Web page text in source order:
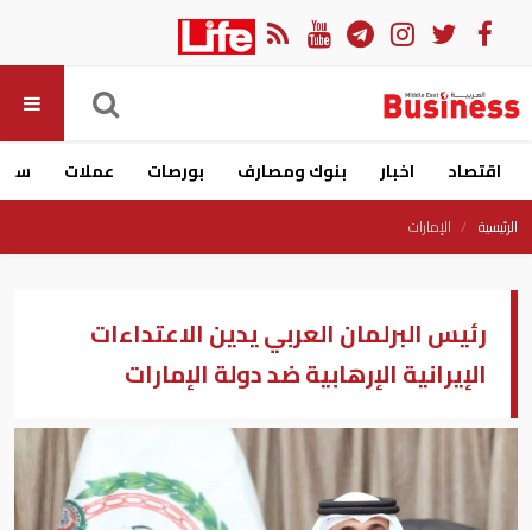
اقتصاد اخبار بنوك ومصارف بورصات عملات
الرئيسية الإمارات
رئيس البرلمان العربي يدين الاعتداءات
الإيرانية الإرهابية ضد دولة الإمارات